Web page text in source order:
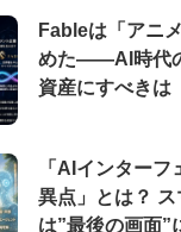
Fableは「アニ
めた――AI時代
資産にすべきは
「AIインター
異点」とは？
は”最後の画面”